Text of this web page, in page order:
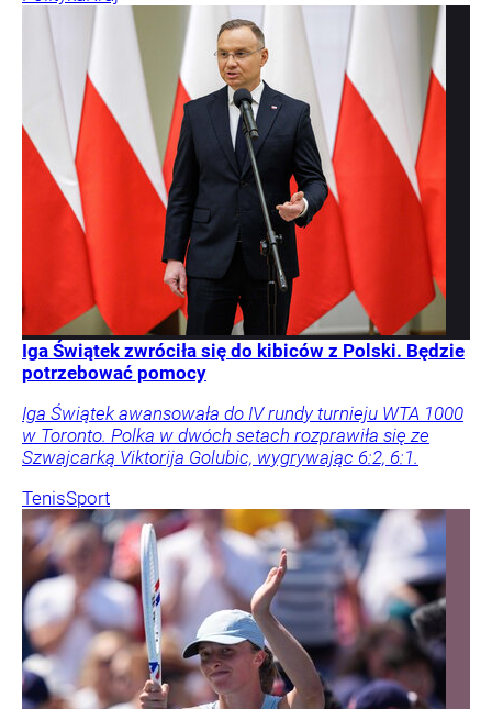
Iga Świątek zwróciła się do kibiców z Polski. Będzie
potrzebować pomocy
Iga Świątek awansowała do IV rundy turnieju WTA 1000
w Toronto. Polka w dwóch setach rozprawiła się ze
Szwajcarką Viktorija Golubic, wygrywając 6:2, 6:1.
TenisSport